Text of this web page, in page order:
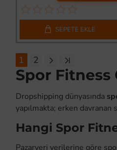
SEPETE EKLE
1 2
Spor Fitness
Dropshipping dünyasında
yapılmakta; erken davranan
Hangi Spor
Pazaryeri verilerine göre